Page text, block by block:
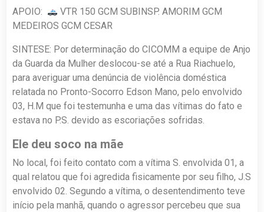
APOIO:
VTR 150 GCM SUBINSP. AMORIM GCM
MEDEIROS GCM CESAR
SINTESE: Por determinação do CICOMM a equipe de Anjo
da Guarda da Mulher deslocou-se até a Rua Riachuelo,
para averiguar uma denúncia de violência doméstica
relatada no Pronto-Socorro Edson Mano, pelo envolvido
03, H.M que foi testemunha e uma das vítimas do fato e
estava no P.S. devido as escoriações sofridas.
Ele deu soco na mãe
No local, foi feito contato com a vítima S. envolvida 01, a
qual relatou que foi agredida fisicamente por seu filho, J.S
envolvido 02. Segundo a vítima, o desentendimento teve
início pela manhã, quando o agressor percebeu que sua